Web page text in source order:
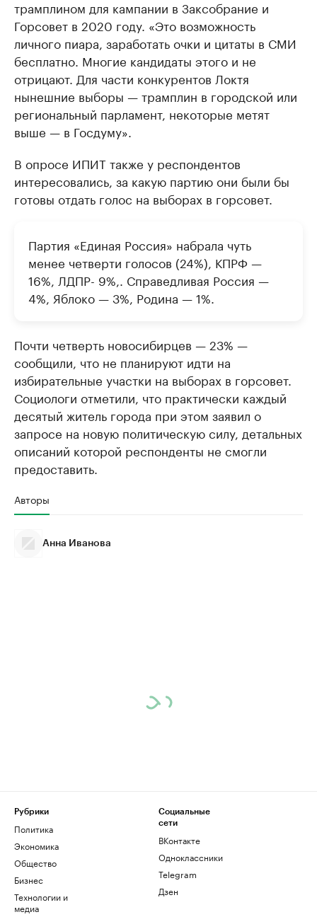
трамплином для кампании в Заксобрание и
Горсовет в 2020 году. «Это возможность
личного пиара, заработать очки и цитаты в СМИ
бесплатно. Многие кандидаты этого и не
отрицают. Для части конкурентов Локтя
нынешние выборы — трамплин в городской или
региональный парламент, некоторые метят
выше — в Госдуму».
В опросе ИПИТ также у респондентов
интересовались, за какую партию они были бы
готовы отдать голос на выборах в горсовет.
Партия «Единая Россия» набрала чуть
менее четверти голосов (24%), КПРФ —
16%, ЛДПР- 9%,. Справедливая Россия —
4%, Яблоко — 3%, Родина — 1%.
Почти четверть новосибирцев — 23% —
сообщили, что не планируют идти на
избирательные участки на выборах в горсовет.
Социологи отметили, что практически каждый
десятый житель города при этом заявил о
запросе на новую политическую силу, детальных
описаний которой респонденты не смогли
предоставить.
Авторы
Анна Иванова
Рубрики
Политика
Экономика
Общество
Бизнес
Технологии и
медиа
Социальные
сети
ВКонтакте
Одноклассники
Telegram
Дзен